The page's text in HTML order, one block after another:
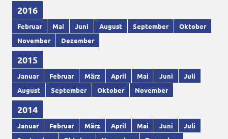
2016
Februar Mai Juni August September
Oktober
November
Dezember
2015
Januar Februar März April Mai Juni
Juli
August
September Oktober November
2014
Januar Februar März April Mai Juni
Juli